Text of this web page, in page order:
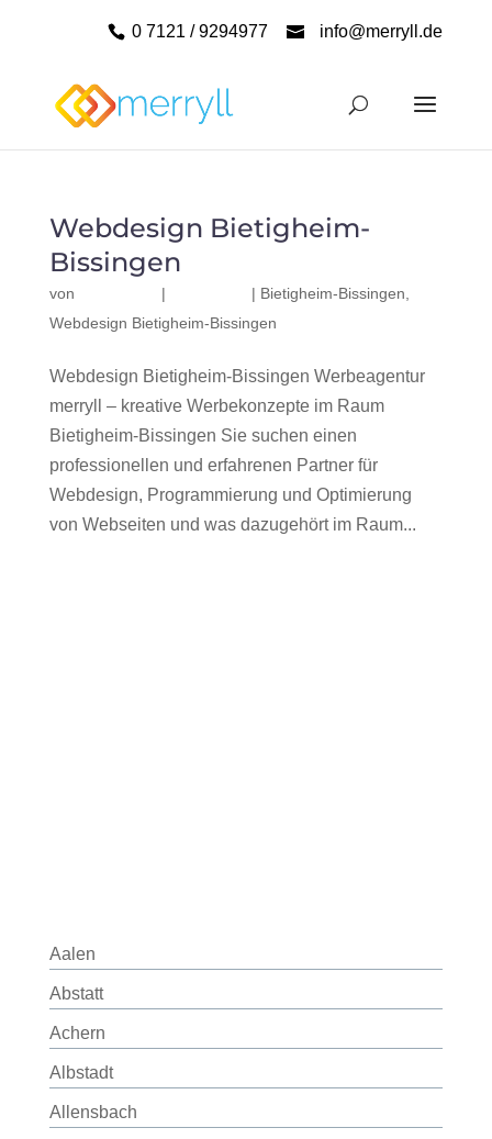
0 7121 / 9294977 info@merryll.de
Webdesign Bietigheim-
Bissingen
von | | Bietigheim-Bissingen
Webdesign Bietigheim-Bissingen
Webdesign Bietigheim-Bissingen Werbeagentur
merryll – kreative Werbekonzepte im Raum
Bietigheim-Bissingen Sie suchen einen
professionellen und erfahrenen Partner für
Webdesign, Programmierung und Optimierung
von Webseiten und was dazugehört im Raum...
Aalen
Abstatt
Achern
Albstadt
Allensbach